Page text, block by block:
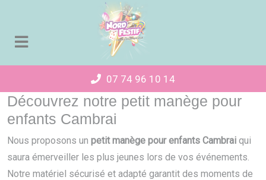
07 74 96 10 14
Découvrez notre petit manège pour
enfants Cambrai
Nous proposons un petit manège pour enfants Cambrai qui
saura émerveiller les plus jeunes lors de vos événements.
Notre matériel sécurisé et adapté garantit des moments de
Panneau de gestion des cookies